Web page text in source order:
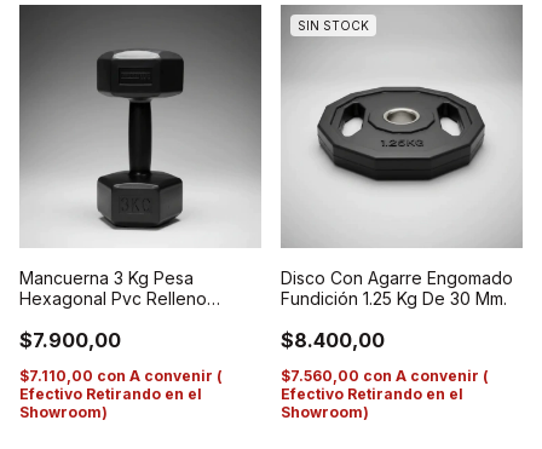
Mancuerna 3 Kg Pesa
Hexagonal Pvc Relleno
$7.900,00
$7.110,00 con A convenir (
Efectivo Retirando en el
Showroom)
SIN STOCK
Disco Con Agarre Engomado
Fundición 1.25 Kg De 30 Mm.
$8.400,00
$7.560,00 con A convenir (
Efectivo Retirando en el
Showroom)